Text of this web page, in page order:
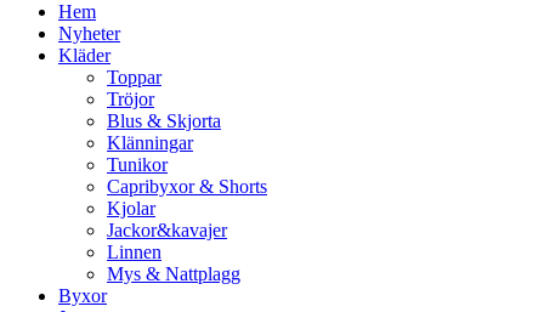
Hem
Nyheter
Kläder
Toppar
Tröjor
Blus & Skjorta
Klänningar
Tunikor
Capribyxor & Shorts
Kjolar
Jackor&kavajer
Linnen
Mys & Nattplagg
Byxor